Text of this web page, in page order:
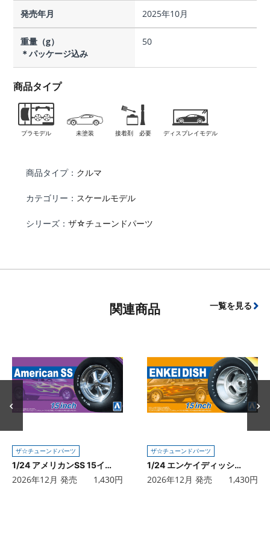
発売年月 2025年10月
重量（g）
＊パッケージ込み
50
商品タイプ
プラモデル 未塗装 接着剤 必要 ディスプレイモデル
商品タイプ： クルマ
カテゴリー： スケールモデル
シリーズ： ザ☆チューンドパーツ
関連商品 一覧を見る
ザ☆チューンドパーツ
1/24 アメリカンSS 15インチ
2026年12月 発売 1,430円
ザ☆チューンドパーツ
1/24 エンケイディッシュ 15インチ
2026年12月 発売 1,430円